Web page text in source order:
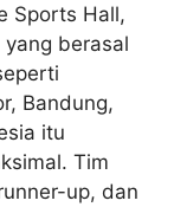
Sports Hall,
berasal
Bandung,
itu
Tim
up, dan